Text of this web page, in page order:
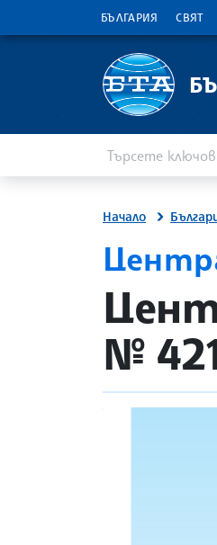
БЪЛГАРИЯ СВЯТ
Начало
№